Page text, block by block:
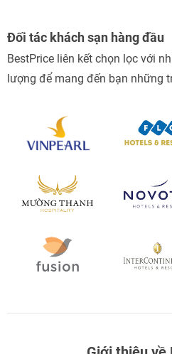
Đối tác khách sạn hàng đầu
BestPrice liên kết chọn lọc với
lượng để mang đến bạn những